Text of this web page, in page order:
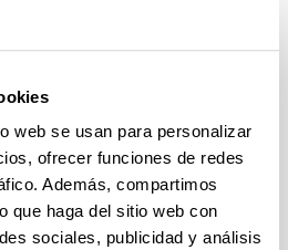
web se usan para personalizar
ofrecer funciones de redes
Además, compartimos
que haga del sitio web con
sociales, publicidad y análisis
Gasteizy la
de 2026